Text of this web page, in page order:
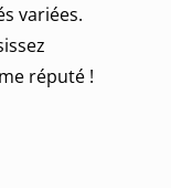
variées.
réputé !